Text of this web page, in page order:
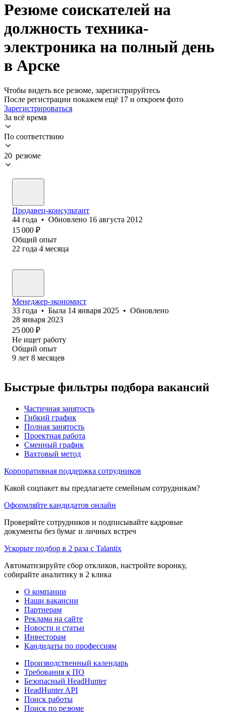
Резюме соискателей на
должность техника-
электроника на полный день
в Арске
Чтобы видеть все резюме, зарегистрируйтесь
После регистрации покажем ещё 17 и откроем фото
Зарегистрироваться
За всё время
По соответствию
20 резюме
Продавец-консультант
44 года • Обновлено 16 августа 2012
15 000 ₽
Общий опыт
22 года 4 месяца
Менеджер-экономист
33 года • Была 14 января 2025 • Обновлено
28 января 2023
25 000 ₽
Не ищет работу
Общий опыт
9 лет 8 месяцев
Быстрые фильтры подбора вакансий
Частичная занятость
Гибкий график
Полная занятость
Проектная работа
Сменный график
Вахтовый метод
Корпоративная поддержка сотрудников
Какой соцпакет вы предлагаете семейным сотрудникам?
Оформляйте кандидатов онлайн
Проверяйте сотрудников и подписывайте кадровые
документы без бумаг и личных встреч
Ускорьте подбор в 2 раза с Talantix
Автоматизируйте сбор откликов, настройте воронку,
собирайте аналитику в 2 клика
О компании
Наши вакансии
Партнерам
Реклама на сайте
Новости и статьи
Инвесторам
Кандидаты по профессиям
Производственный календарь
Требования к ПО
Безопасный HeadHunter
HeadHunter API
Поиск работы
Поиск по резюме